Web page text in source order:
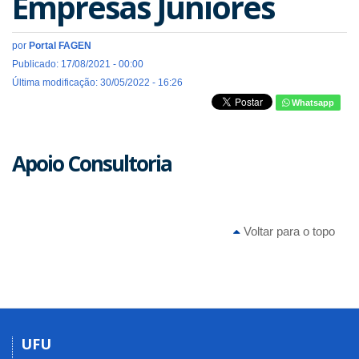
por Portal FAGEN
Publicado: 17/08/2021 - 00:00
Última modificação: 30/05/2022 - 16:26
Whatsapp
Apoio Consultoria
Voltar para o topo
UFU